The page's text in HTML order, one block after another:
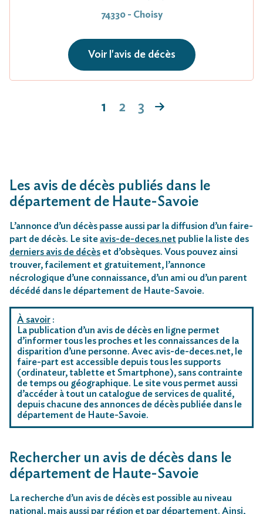
74330 - Choisy
Voir l'avis de décès
1 2 3
Les avis de décès publiés dans le
département de Haute-Savoie
L’annonce d’un décès passe aussi par la diffusion d’un faire-
part de décès. Le site avis-de-deces.net publie la liste des
derniers avis de décès et d’obsèques. Vous pouvez ainsi
trouver, facilement et gratuitement, l’annonce
nécrologique d’une connaissance, d’un ami ou d’un parent
décédé dans le département de Haute-Savoie.
À savoir :
La publication d’un avis de décès en ligne permet
d’informer tous les proches et les connaissances de la
disparition d’une personne. Avec avis-de-deces.net, le
faire-part est accessible depuis tous les supports
(ordinateur, tablette et Smartphone), sans contrainte
de temps ou géographique. Le site vous permet aussi
d’accéder à tout un catalogue de services de qualité,
depuis chacune des annonces de décès publiée dans le
département de Haute-Savoie.
Rechercher un avis de décès dans le
département de Haute-Savoie
La recherche d’un avis de décès est possible au niveau
national, mais aussi par région et par département. Ainsi,